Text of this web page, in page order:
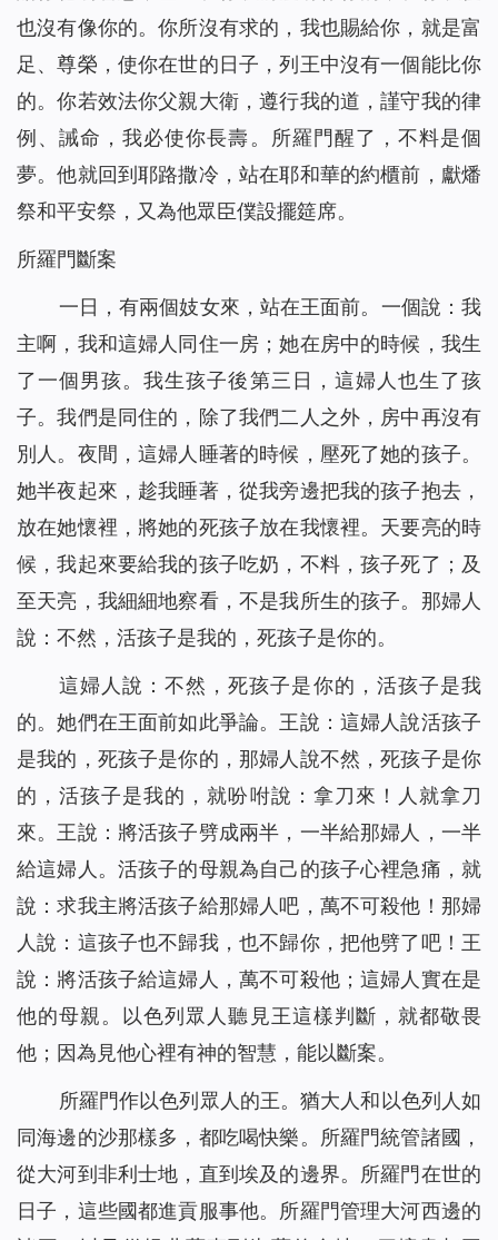
也沒有像你的。你所沒有求的，我也賜給你，就是富
足、尊榮，使你在世的日子，列王中沒有一個能比你
的。你若效法你父親大衛，遵行我的道，謹守我的律
例、誡命，我必使你長壽。所羅門醒了，不料是個
夢。他就回到耶路撒冷，站在耶和華的約櫃前，獻燔
祭和平安祭，又為他眾臣僕設擺筵席。
所羅門斷案
一日，有兩個妓女來，站在王面前。一個說：我
主啊，我和這婦人同住一房；她在房中的時候，我生
了一個男孩。我生孩子後第三日，這婦人也生了孩
子。我們是同住的，除了我們二人之外，房中再沒有
別人。夜間，這婦人睡著的時候，壓死了她的孩子。
她半夜起來，趁我睡著，從我旁邊把我的孩子抱去，
放在她懷裡，將她的死孩子放在我懷裡。天要亮的時
候，我起來要給我的孩子吃奶，不料，孩子死了；及
至天亮，我細細地察看，不是我所生的孩子。那婦人
說：不然，活孩子是我的，死孩子是你的。
這婦人說：不然，死孩子是你的，活孩子是我
的。她們在王面前如此爭論。王說：這婦人說活孩子
是我的，死孩子是你的，那婦人說不然，死孩子是你
的，活孩子是我的，就吩咐說：拿刀來！人就拿刀
來。王說：將活孩子劈成兩半，一半給那婦人，一半
給這婦人。活孩子的母親為自己的孩子心裡急痛，就
說：求我主將活孩子給那婦人吧，萬不可殺他！那婦
人說：這孩子也不歸我，也不歸你，把他劈了吧！王
說：將活孩子給這婦人，萬不可殺他；這婦人實在是
他的母親。以色列眾人聽見王這樣判斷，就都敬畏
他；因為見他心裡有神的智慧，能以斷案。
所羅門作以色列眾人的王。猶大人和以色列人如
同海邊的沙那樣多，都吃喝快樂。所羅門統管諸國，
從大河到非利士地，直到埃及的邊界。所羅門在世的
日子，這些國都進貢服事他。所羅門管理大河西邊的